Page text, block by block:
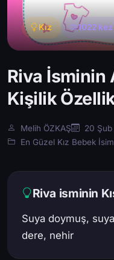
Kız 1022
Riva İsminin
Kişilik
Melih ÖZKAŞ 20
En Güzel Kız Bebek
Riva isminin
Suya doymuş,
dere, nehir